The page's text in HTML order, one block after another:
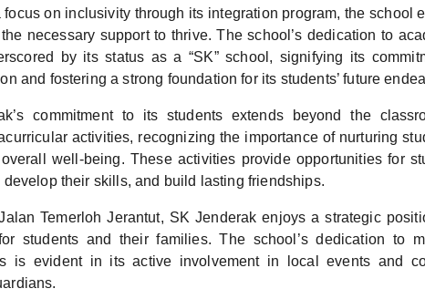
focus on inclusivity through its integration program, the school
necessary support to thrive. The school’s dedication to
by its status as a “SK” school, signifying its
and fostering a strong foundation for its students’ future
commitment to its students extends beyond the
activities, recognizing the importance of nurturing
well-being. These activities provide opportunities for
develop their skills, and build lasting friendships.
Temerloh Jerantut, SK Jenderak enjoys a strategic
students and their families. The school’s dedication to
is evident in its active involvement in local events and